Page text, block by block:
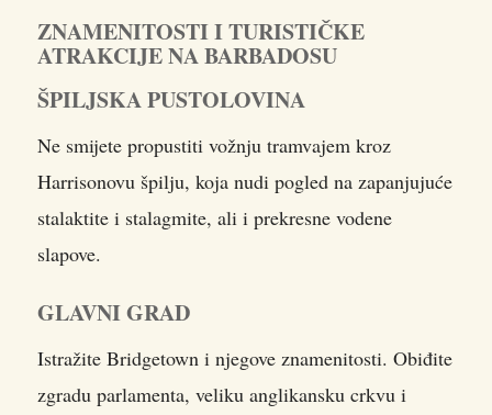
ZNAMENITOSTI I TURISTIČKE
ATRAKCIJE NA BARBADOSU
ŠPILJSKA PUSTOLOVINA
Ne smijete propustiti vožnju tramvajem kroz
Harrisonovu špilju, koja nudi pogled na zapanjujuće
stalaktite i stalagmite, ali i prekresne vodene
slapove.
GLAVNI GRAD
Istražite Bridgetown i njegove znamenitosti. Obiđite
zgradu parlamenta, veliku anglikansku crkvu i